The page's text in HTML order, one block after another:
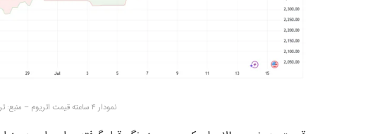
نمودار ۴ ساعته قیمت اتریوم – منبع: تریدینگ ویو